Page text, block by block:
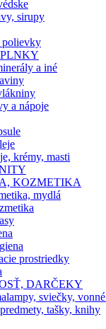
sirupy
polievky
a iné
a nápoje
krémy, masti
KOZMETIKA
mydlá
prostriedky
DARČEKY
sviečky,
tašky, knihy